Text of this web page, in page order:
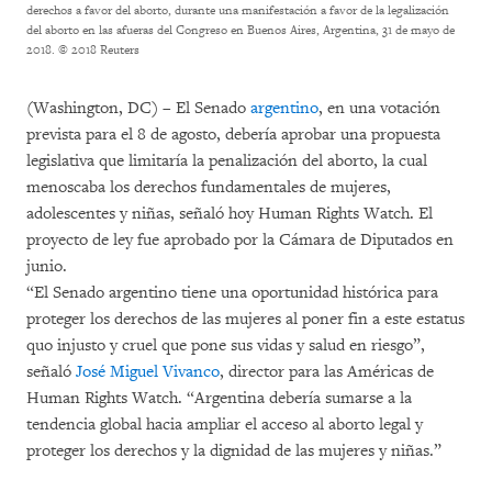
derechos a favor del aborto, durante una manifestación a favor de la legalización
del aborto en las afueras del Congreso en Buenos Aires, Argentina, 31 de mayo de
2018. © 2018 Reuters
(Washington, DC) – El Senado argentino, en una votación
prevista para el 8 de agosto, debería aprobar una propuesta
legislativa que limitaría la penalización del aborto, la cual
menoscaba los derechos fundamentales de mujeres,
adolescentes y niñas, señaló hoy Human Rights Watch. El
proyecto de ley fue aprobado por la Cámara de Diputados en
junio.
“El Senado argentino tiene una oportunidad histórica para
proteger los derechos de las mujeres al poner fin a este estatus
quo injusto y cruel que pone sus vidas y salud en riesgo”,
señaló José Miguel Vivanco, director para las Américas de
Human Rights Watch. “Argentina debería sumarse a la
tendencia global hacia ampliar el acceso al aborto legal y
proteger los derechos y la dignidad de las mujeres y niñas.”